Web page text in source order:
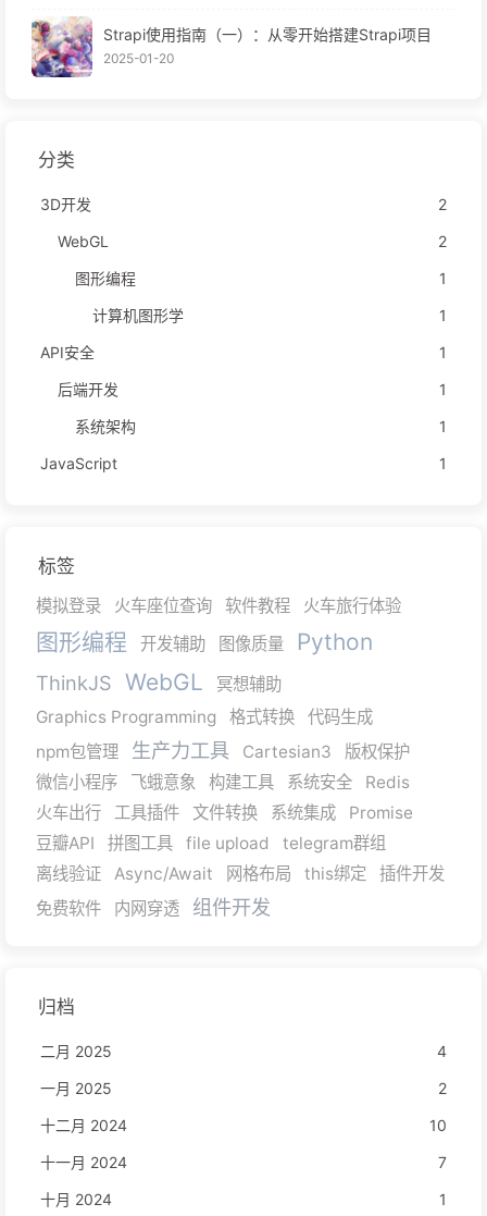
Strapi使用指南（一）：从零开始搭建Strapi项目
2025-01-20
分类
3D开发
2
WebGL
2
图形编程
1
计算机图形学
1
API安全
1
后端开发
1
系统架构
1
JavaScript
1
标签
模拟登录 火车座位查询 软件教程 火车旅行体验
图形编程 开发辅助 图像质量 Python
ThinkJS WebGL
冥想辅助
Graphics Programming
格式转换
代码生成
npm包管理
生产力工具 Cartesian3
版权保护
微信小程序
飞蛾意象 构建工具 系统安全
Redis
火车出行
工具插件 文件转换 系统集成
Promise
豆瓣API
拼图工具 file upload
telegram群组
离线验证
Async/Await 网格布局 this绑定
插件开发
免费软件
内网穿透 组件开发
归档
二月 2025
4
一月 2025
2
十二月 2024
10
十一月 2024
7
十月 2024
1